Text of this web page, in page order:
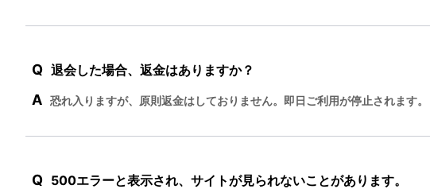
Q 退会した場合、返金はありますか？
A 恐れ入りますが、原則返金はしておりません。即日ご利用が停止されます。
Q 500エラーと表示され、サイトが見られないことがあります。